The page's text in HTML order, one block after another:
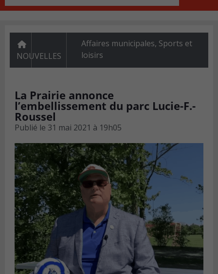
NOUVELLES
Affaires municipales, Sports et
loisirs
La Prairie annonce
l’embellissement du parc Lucie-F.-
Roussel
Publié le 31 mai 2021 à 19h05